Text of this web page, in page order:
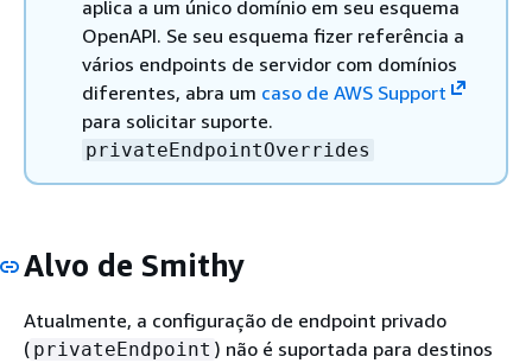
aplica a um único domínio em seu esquema
OpenAPI. Se seu esquema fizer referência a
vários endpoints de servidor com domínios
diferentes, abra um caso de AWS Support
para solicitar suporte.
privateEndpointOverrides
Alvo de Smithy
Atualmente, a configuração de endpoint privado
( privateEndpoint ) não é suportada para destinos